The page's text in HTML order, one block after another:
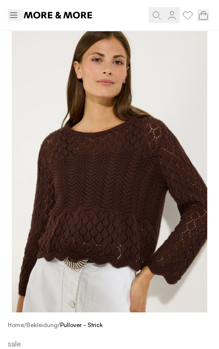
Home/Bekleidung/Pullover - Strick
sale